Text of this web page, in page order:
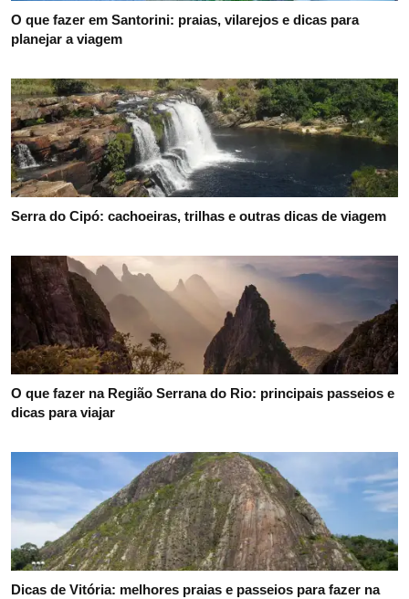
O que fazer em Santorini: praias, vilarejos e dicas para
planejar a viagem
Serra do Cipó: cachoeiras, trilhas e outras dicas de viagem
O que fazer na Região Serrana do Rio: principais passeios e
dicas para viajar
Dicas de Vitória: melhores praias e passeios para fazer na